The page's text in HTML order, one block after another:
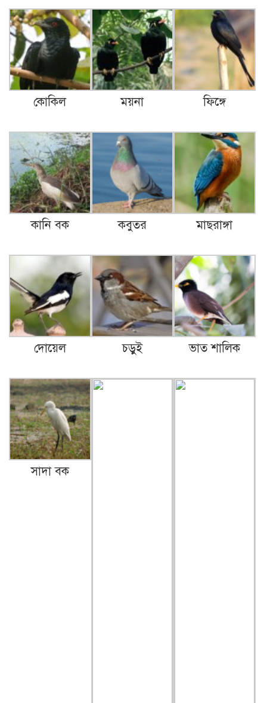
কোকিল ময়না ফিঙ্গে
কানি বক কবুতর মাছরাঙ্গা
দোয়েল চড়ুই ভাত শালিক
সাদা বক